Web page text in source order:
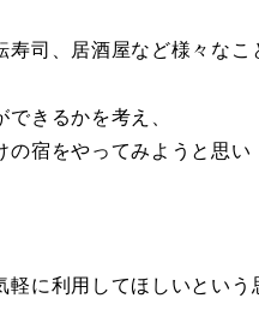
司、居酒屋など様々なこ
きるかを考え、
宿をやってみようと思い
に利用してほしいという